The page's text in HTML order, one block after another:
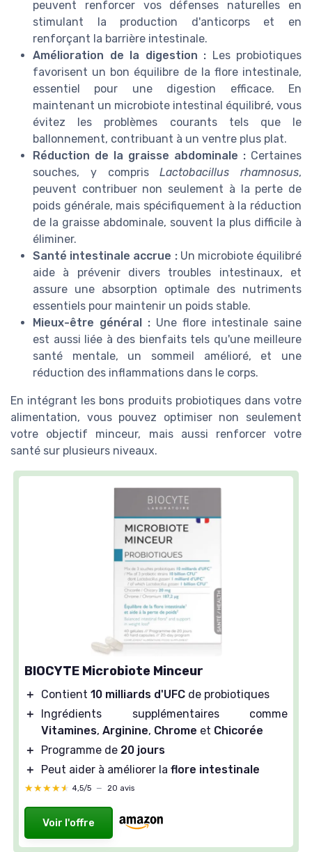
peuvent renforcer vos défenses naturelles en
stimulant la production d'anticorps et en
renforçant la barrière intestinale.
Amélioration de la digestion : Les probiotiques
favorisent un bon équilibre de la flore intestinale,
essentiel pour une digestion efficace. En
maintenant un microbiote intestinal équilibré, vous
évitez les problèmes courants tels que le
ballonnement, contribuant à un ventre plus plat.
Réduction de la graisse abdominale : Certaines
souches, y comprisLactobacillus rhamnosus,
peuvent contribuer non seulement à la perte de
poids générale, mais spécifiquement à la réduction
de la graisse abdominale, souvent la plus difficile à
éliminer.
Santé intestinale accrue :Un microbiote équilibré
aide à prévenir divers troubles intestinaux, et
assure une absorption optimale des nutriments
essentiels pour maintenir un poids stable.
Mieux-être général : Une flore intestinale saine
est aussi liée à des bienfaits tels qu'une meilleure
santé mentale, un sommeil amélioré, et une
réduction des inflammations dans le corps.
En intégrant les bons produits probiotiques dans votre
alimentation, vous pouvez optimiser non seulement
votre objectif minceur, mais aussi renforcer votre
santé sur plusieurs niveaux.
BIOCYTE Microbiote Minceur
＋ Contient 10 milliards d'UFC de probiotiques
＋
Ingrédients supplémentaires comme
Vitamines, Arginine, Chrome et Chicorée
＋
Programme de 20 jours
＋
Peut aider à améliorer la flore intestinale
★★★★★
★★★★★ 4,5/5 — 20 avis
Voir l'offre